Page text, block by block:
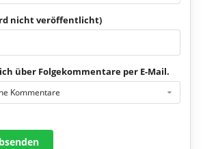
nicht veröffentlicht)
über Folgekommentare per E-Mail.
Kommentare